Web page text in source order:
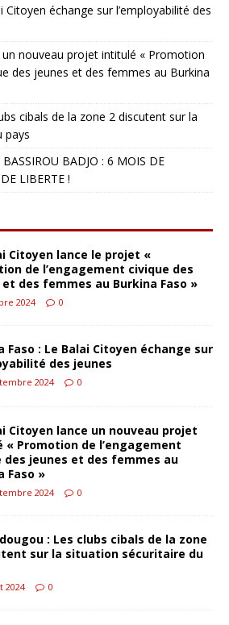
Citoyen échange sur l’employabilité des
un nouveau projet intitulé « Promotion
des jeunes et des femmes au Burkina
cibals de la zone 2 discutent sur la
pays
BADJO : 6 MOIS DE
LIBERTE !
Citoyen lance le projet «
de l’engagement civique des
des femmes au Burkina Faso »
2024 0
Faso : Le Balai Citoyen échange sur
des jeunes
2024 0
Citoyen lance un nouveau projet
Promotion de l’engagement
des jeunes et des femmes au
Faso »
2024 0
: Les clubs cibals de la zone
sur la situation sécuritaire du
2024 0